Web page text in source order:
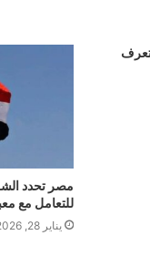
تعرف
مصر تحدد
للتعامل مع
يناير 28, 2026